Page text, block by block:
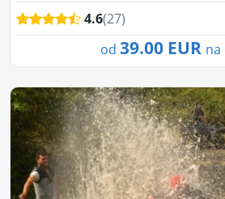
4.6(27)
od 39.00 EUR na